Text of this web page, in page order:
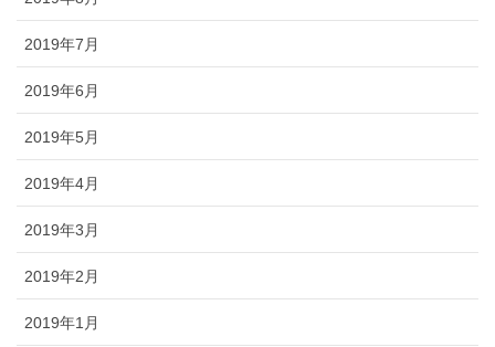
2019年7月
2019年6月
2019年5月
2019年4月
2019年3月
2019年2月
2019年1月